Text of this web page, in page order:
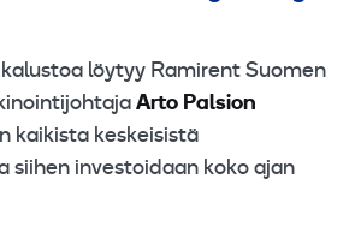
löytyy Ramirent Suomen
Arto Palsion
kaikista keskeisistä
siihen investoidaan koko ajan